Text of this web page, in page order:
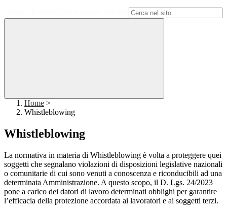
Home >
Whistleblowing
Whistleblowing
La normativa in materia di Whistleblowing è volta a proteggere quei
soggetti che segnalano violazioni di disposizioni legislative nazionali
o comunitarie di cui sono venuti a conoscenza e riconducibili ad una
determinata Amministrazione. A questo scopo, il D. Lgs. 24/2023
pone a carico dei datori di lavoro determinati obblighi per garantire
l’efficacia della protezione accordata ai lavoratori e ai soggetti terzi.